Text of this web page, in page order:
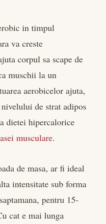
in timpul
va creste
corpul sa scape de
muschii la un
aerobicelor ajuta,
nivelului de strat adipos
dietei hipercalorice
musculare.
de masa, ar fi ideal
intensitate sub forma
pentru 15-
cat e mai lunga